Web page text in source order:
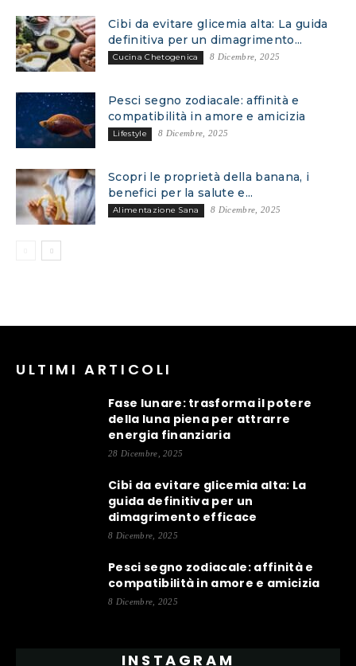
Cibi da evitare glicemia alta: La guida
definitiva per un dimagrimento...
Cucina Chetogenica 8 Dicembre, 2025
Pesci segno zodiacale: affinità e
compatibilità in amore e amicizia
Lifestyle 8 Dicembre, 2025
Scopri le proprietà della banana, i
benefici per la salute e...
Alimentazione Sana 8 Dicembre, 2025
ULTIMI ARTICOLI
Fase lunare: trasforma il potere
della luna piena per attrarre
energia finanziaria
28 Dicembre, 2025
Cibi da evitare glicemia alta: La
guida definitiva per un
dimagrimento efficace
8 Dicembre, 2025
Pesci segno zodiacale: affinità e
compatibilità in amore e amicizia
8 Dicembre, 2025
INSTAGRAM